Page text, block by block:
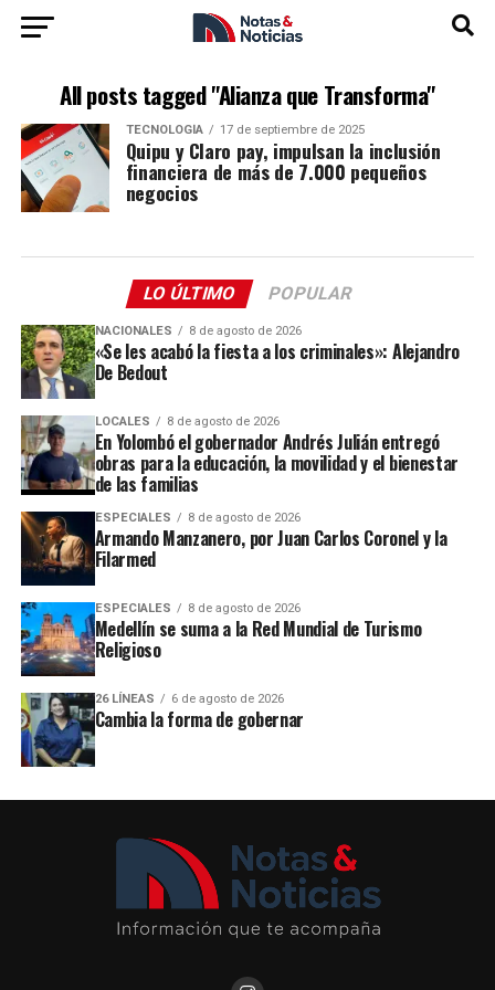
All posts tagged "Alianza que Transforma"
TECNOLOGÍA 17 de septiembre de 2025
Quipu y Claro pay, impulsan la inclusión
financiera de más de 7.000 pequeños
negocios
LO ÚLTIMO POPULAR
NACIONALES 8 de agosto de 2026
«Se les acabó la fiesta a los criminales»: Alejandro
De Bedout
LOCALES 8 de agosto de 2026
En Yolombó el gobernador Andrés Julián entregó
obras para la educación, la movilidad y el bienestar
de las familias
ESPECIALES 8 de agosto de 2026
Armando Manzanero, por Juan Carlos Coronel y la
Filarmed
ESPECIALES 8 de agosto de 2026
Medellín se suma a la Red Mundial de Turismo
Religioso
26 LÍNEAS 6 de agosto de 2026
Cambia la forma de gobernar